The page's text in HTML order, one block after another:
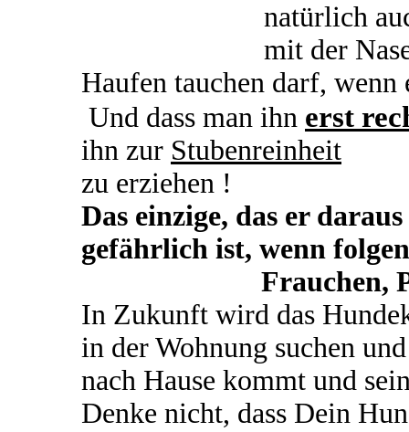
natürlich
mit der
Haufen tauchen darf,
Und dass man ihn erst
ihn zur Stubenreinheit
zu erziehen !
Das einzige, das er
gefährlich ist, wenn
Frauchen,
In Zukunft wird das
in der Wohnung suchen
nach Hause kommt und
Denke nicht, dass Dein